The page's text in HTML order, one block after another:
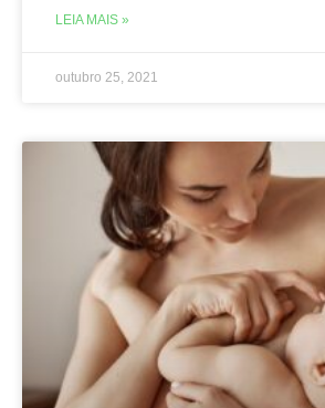
LEIA MAIS »
outubro 25, 2021